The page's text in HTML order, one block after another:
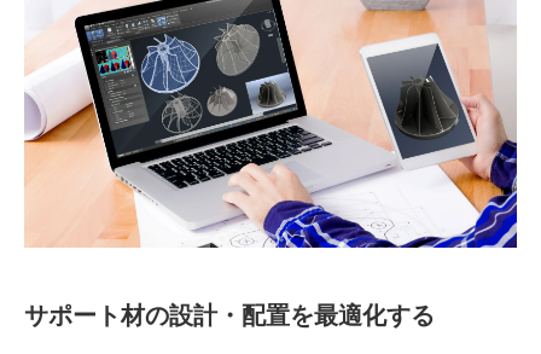
サポート材の設計・配置を最適化する